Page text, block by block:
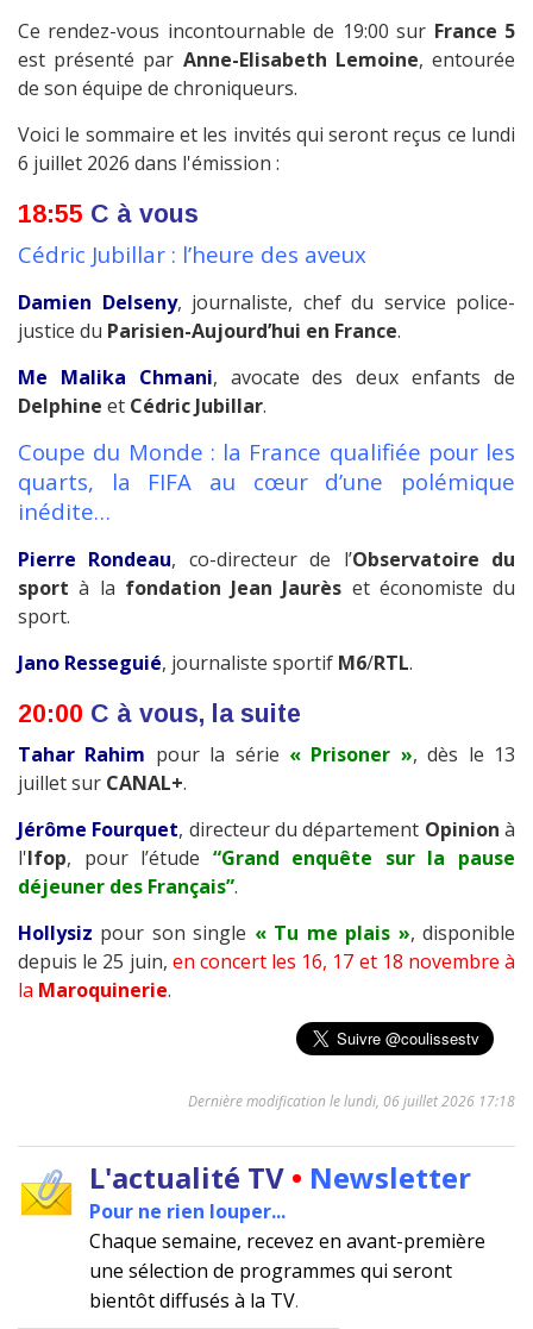
Ce rendez-vous incontournable de 19:00 sur France 5
est présenté par Anne-Elisabeth Lemoine, entourée
de son équipe de chroniqueurs.
Voici le sommaire et les invités qui seront reçus ce lundi
6 juillet 2026 dans l'émission :
18:55 C à vous
Cédric Jubillar : l’heure des aveux
Damien Delseny, journaliste, chef du service police-
justice du Parisien-Aujourd’hui en France.
Me Malika Chmani, avocate des deux enfants de
Delphine et Cédric Jubillar.
Coupe du Monde : la France qualifiée pour les
quarts, la FIFA au cœur d’une polémique
inédite…
Pierre Rondeau, co-directeur de l’Observatoire du
sport à la fondation Jean Jaurès et économiste du
sport.
Jano Resseguié, journaliste sportif M6/RTL.
20:00 C à vous, la suite
Tahar Rahim pour la série « Prisoner », dès le 13
juillet sur CANAL+.
Jérôme Fourquet, directeur du département Opinion à
l'Ifop, pour l’étude “Grand enquête sur la pause
déjeuner des Français”.
Hollysiz pour son single « Tu me plais », disponible
depuis le 25 juin, en concert les 16, 17 et 18 novembre à
la Maroquinerie.
Dernière modification le lundi, 06 juillet 2026 17:18
L'actualité TV • Newsletter
Pour ne rien louper...
Chaque semaine, recevez en avant-première
une sélection de programmes qui seront
bientôt diffusés à la TV.